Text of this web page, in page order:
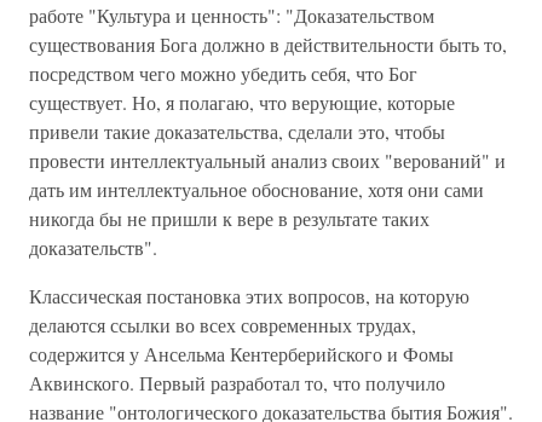
работе "Культура и ценность": "Доказательством
существования Бога должно в действительности быть то,
посредством чего можно убедить себя, что Бог
существует. Но, я полагаю, что верующие, которые
привели такие доказательства, сделали это, чтобы
провести интеллектуальный анализ своих "верований" и
дать им интеллектуальное обоснование, хотя они сами
никогда бы не пришли к вере в результате таких
доказательств".
Классическая постановка этих вопросов, на которую
делаются ссылки во всех современных трудах,
содержится у Ансельма Кентерберийского и Фомы
Аквинского. Первый разработал то, что получило
название "онтологического доказательства бытия Божия".